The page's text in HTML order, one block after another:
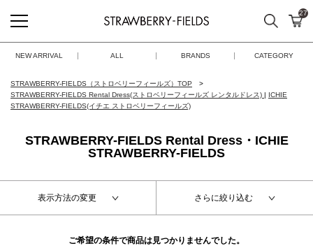
STRAWBERRY-FIELDS
検索 カ
27
NEW ARRIVAL ALL BRANDS CATEGORY
STRAWBERRY-FIELDS（ストロベリーフィールズ）TOP
STRAWBERRY-FIELDS Rental Dress(ストロベリーフィールズ レンタルドレス) | ICHIE
STRAWBERRY-FIELDS(イチエ ストロベリーフィールズ)
STRAWBERRY-FIELDS Rental Dress・ICHIE
STRAWBERRY-FIELDS
表示方法の変更 さらに絞り込む
ご希望の条件で商品は見つかりませんでした。